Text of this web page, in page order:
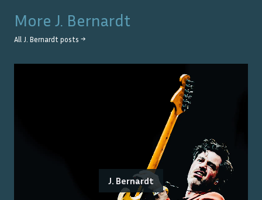
More J. Bernardt
All J. Bernardt posts →
J. Bernardt